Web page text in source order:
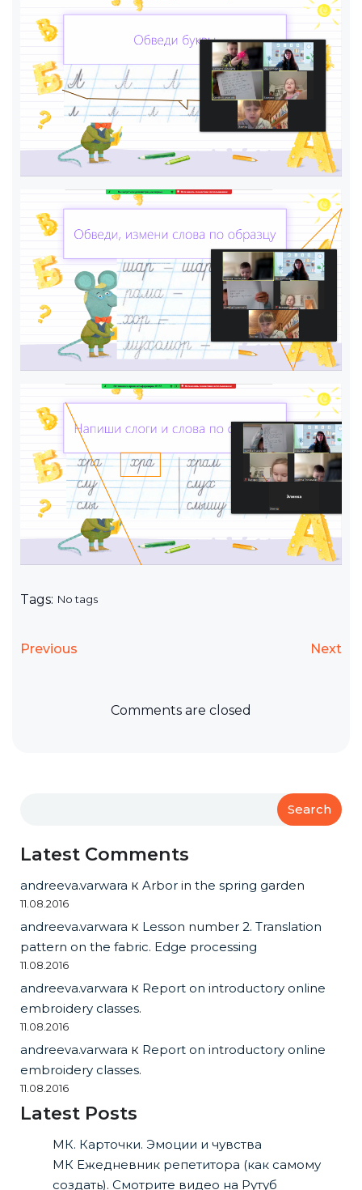
Tags: No tags
Previous Next
Comments are closed
Search
Latest Comments
andreeva.varwara к Arbor in the spring garden
11.08.2016
andreeva.varwara к Lesson number 2. Translation
pattern on the fabric. Edge processing
11.08.2016
andreeva.varwara к Report on introductory online
embroidery classes.
11.08.2016
andreeva.varwara к Report on introductory online
embroidery classes.
11.08.2016
Latest Posts
МК. Карточки. Эмоции и чувства
МК Ежедневник репетитора (как самому
создать). Смотрите видео на Рутуб